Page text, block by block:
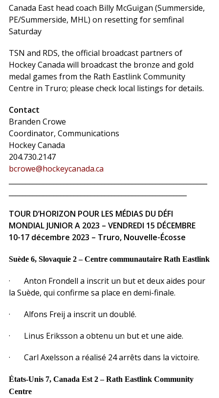
Canada East head coach Billy McGuigan (Summerside,
PE/Summerside, MHL) on resetting for semfinal
Saturday
TSN and RDS, the official broadcast partners of
Hockey Canada will broadcast the bronze and gold
medal games from the Rath Eastlink Community
Centre in Truro; please check local listings for details.
Contact
Branden Crowe
Coordinator, Communications
Hockey Canada
204.730.2147
bcrowe@hockeycanada.ca
TOUR D’HORIZON POUR LES MÉDIAS DU DÉFI
MONDIAL JUNIOR A 2023 – VENDREDI 15 DÉCEMBRE
10-17 décembre 2023 – Truro, Nouvelle-Écosse
Suède 6, Slovaquie 2 – Centre communautaire Rath Eastlink
· Anton Frondell a inscrit un but et deux aides pour
la Suède, qui confirme sa place en demi-finale.
· Alfons Freij a inscrit un doublé.
· Linus Eriksson a obtenu un but et une aide.
· Carl Axelsson a réalisé 24 arrêts dans la victoire.
États-Unis 7, Canada Est 2 – Rath Eastlink Community
Centre